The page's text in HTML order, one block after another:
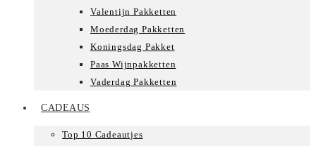
Valentijn Pakketten
Moederdag Pakketten
Koningsdag Pakket
Paas Wijnpakketten
Vaderdag Pakketten
CADEAUS
Top 10 Cadeautjes